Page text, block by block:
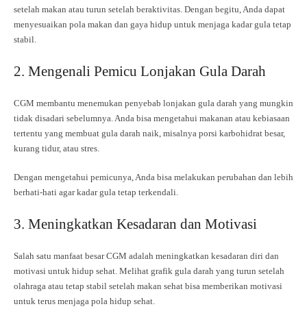
setelah makan atau turun setelah beraktivitas. Dengan begitu, Anda dapat
menyesuaikan pola makan dan gaya hidup untuk menjaga kadar gula tetap
stabil.
2. Mengenali Pemicu Lonjakan Gula Darah
CGM membantu menemukan penyebab lonjakan gula darah yang mungkin
tidak disadari sebelumnya. Anda bisa mengetahui makanan atau kebiasaan
tertentu yang membuat gula darah naik, misalnya porsi karbohidrat besar,
kurang tidur, atau stres.
Dengan mengetahui pemicunya, Anda bisa melakukan perubahan dan lebih
berhati-hati agar kadar gula tetap terkendali.
3. Meningkatkan Kesadaran dan Motivasi
Salah satu manfaat besar CGM adalah meningkatkan kesadaran diri dan
motivasi untuk hidup sehat. Melihat grafik gula darah yang turun setelah
olahraga atau tetap stabil setelah makan sehat bisa memberikan motivasi
untuk terus menjaga pola hidup sehat.